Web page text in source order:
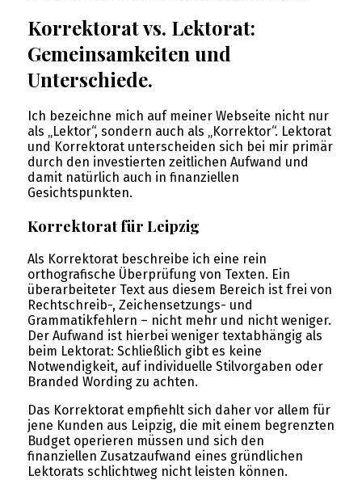
Korrektorat vs. Lektorat:
Gemeinsamkeiten und
Unterschiede.
Ich bezeichne mich auf meiner Webseite nicht nur
als „Lektor“, sondern auch als „Korrektor“. Lektorat
und Korrektorat unterscheiden sich bei mir primär
durch den investierten zeitlichen Aufwand und
damit natürlich auch in finanziellen
Gesichtspunkten.
Korrektorat für Leipzig
Als Korrektorat beschreibe ich eine rein
orthografische Überprüfung von Texten. Ein
überarbeiteter Text aus diesem Bereich ist frei von
Rechtschreib-, Zeichensetzungs- und
Grammatikfehlern – nicht mehr und nicht weniger.
Der Aufwand ist hierbei weniger textabhängig als
beim Lektorat: Schließlich gibt es keine
Notwendigkeit, auf individuelle Stilvorgaben oder
Branded Wording zu achten.
Das Korrektorat empfiehlt sich daher vor allem für
jene Kunden aus Leipzig, die mit einem begrenzten
Budget operieren müssen und sich den
finanziellen Zusatzaufwand eines gründlichen
Lektorats schlichtweg nicht leisten können.